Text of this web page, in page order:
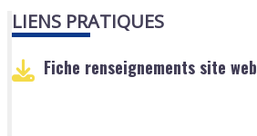
LIENS PRATIQUES
Fiche renseignements site web